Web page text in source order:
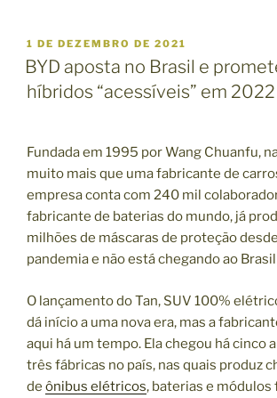
P
U
B
L
D
O
M
1 DE DEZEMBRO DE 2021
BYD aposta no Brasil e
híbridos “acessíveis” em 2022
Fundada em 1995 por Wang Chuanfu,
muito mais que uma fabricante de
empresa conta com 240 mil
fabricante de baterias do mundo, já
milhões de máscaras de proteção
pandemia e não está chegando ao
O lançamento do Tan, SUV 100%
dá início a uma nova era, mas a
aqui há um tempo. Ela chegou há cinco
três fábricas no país, nas quais produz
de ônibus elétricos, baterias e